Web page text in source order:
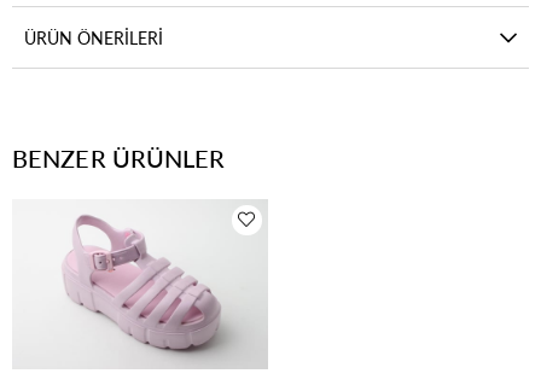
ÜRÜN ÖNERILERI
BENZER ÜRÜNLER